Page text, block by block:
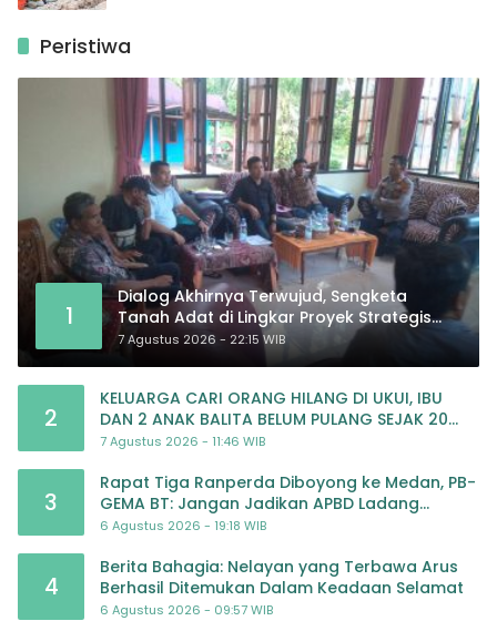
Peristiwa
1
Dialog Akhirnya Terwujud, Sengketa
Tanah Adat di Lingkar Proyek Strategis
Nasional Memasuki Babak Baru
7 Agustus 2026 - 22:15 WIB
2
KELUARGA CARI ORANG HILANG DI UKUI, IBU
DAN 2 ANAK BALITA BELUM PULANG SEJAK 20
JULI 2026
7 Agustus 2026 - 11:46 WIB
3
Rapat Tiga Ranperda Diboyong ke Medan, PB-
GEMA BT: Jangan Jadikan APBD Ladang
Pembiayaan yang Tak Perlu
6 Agustus 2026 - 19:18 WIB
4
Berita Bahagia: Nelayan yang Terbawa Arus
Berhasil Ditemukan Dalam Keadaan Selamat
6 Agustus 2026 - 09:57 WIB